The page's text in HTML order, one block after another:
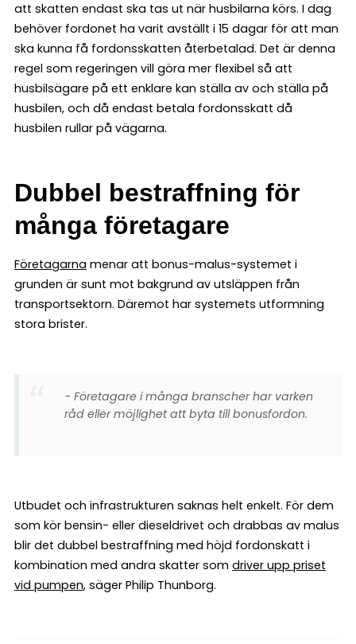
att skatten endast ska tas ut när husbilarna körs. I dag
behöver fordonet ha varit avställt i 15 dagar för att man
ska kunna få fordonsskatten återbetalad. Det är denna
regel som regeringen vill göra mer flexibel så att
husbilsägare på ett enklare kan ställa av och ställa på
husbilen, och då endast betala fordonsskatt då
husbilen rullar på vägarna.
Dubbel bestraffning för
många företagare
Företagarna menar att bonus-malus-systemet i
grunden är sunt mot bakgrund av utsläppen från
transportsektorn. Däremot har systemets utformning
stora brister.
− Företagare i många branscher har varken
råd eller möjlighet att byta till bonusfordon.
Utbudet och infrastrukturen saknas helt enkelt. För dem
som kör bensin- eller dieseldrivet och drabbas av malus
blir det dubbel bestraffning med höjd fordonskatt i
kombination med andra skatter som driver upp priset
vid pumpen, säger Philip Thunborg.